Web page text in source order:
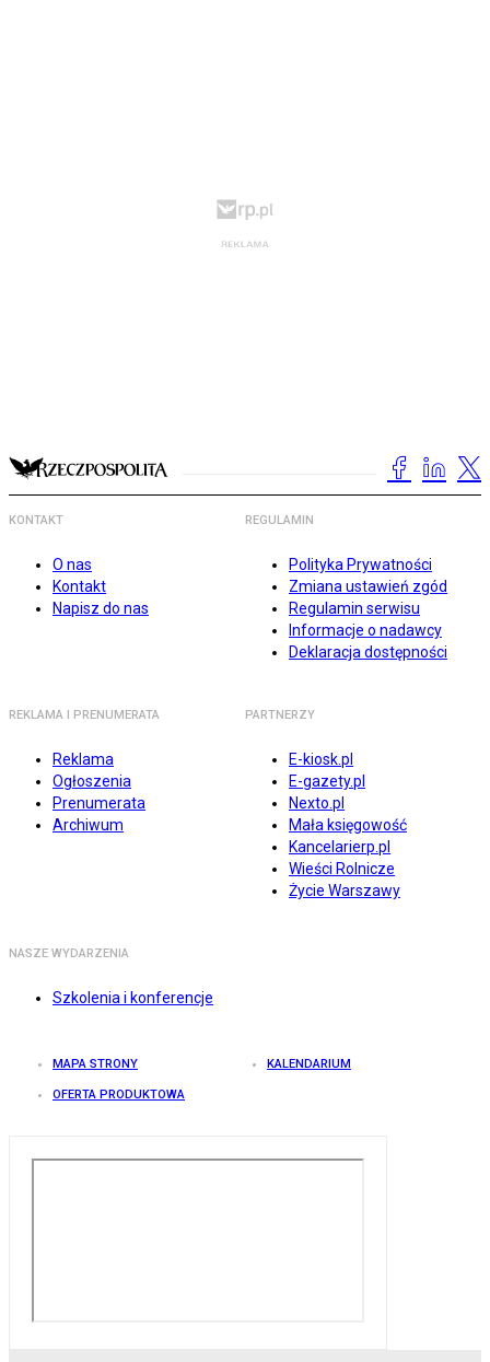
KONTAKT
O nas
Kontakt
Napisz do nas
REGULAMIN
Polityka Prywatności
Zmiana ustawień zgód
Regulamin serwisu
Informacje o nadawcy
Deklaracja dostępności
REKLAMA I PRENUMERATA
Reklama
Ogłoszenia
Prenumerata
Archiwum
PARTNERZY
E-kiosk.pl
E-gazety.pl
Nexto.pl
Mała księgowość
Kancelarierp.pl
Wieści Rolnicze
Życie Warszawy
NASZE WYDARZENIA
Szkolenia i konferencje
MAPA STRONY KALENDARIUM
OFERTA PRODUKTOWA